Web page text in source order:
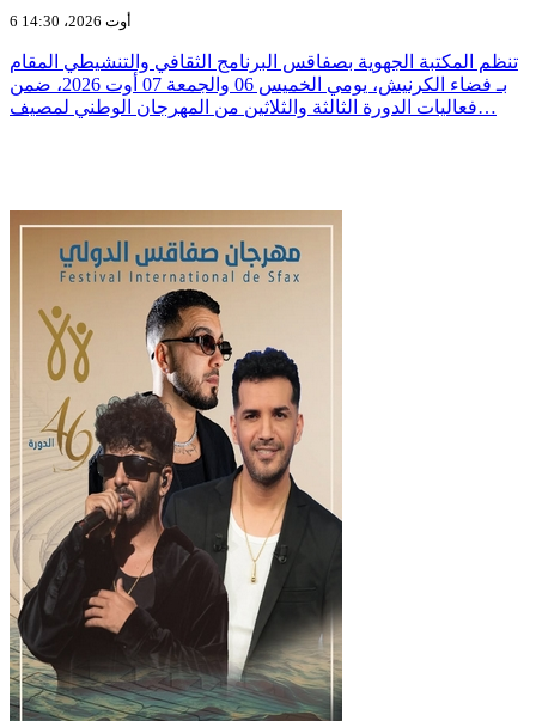
6 أوت 2026، 14:30
تنظم المكتبة الجهوية بصفاقس البرنامج الثقافي والتنشيطي المقام
بـ فضاء الكرنيش، يومي الخميس 06 والجمعة 07 أوت 2026، ضمن
فعاليات الدورة الثالثة والثلاثين من المهرجان الوطني لمصيف…